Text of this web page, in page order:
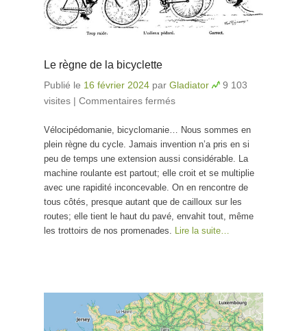
Le règne de la bicyclette
Publié le 16 février 2024 par Gladiator
9 103
visites | Commentaires fermés
Vélocipédomanie, bicyclomanie… Nous sommes en
plein règne du cycle. Jamais invention n’a pris en si
peu de temps une extension aussi considérable. La
machine roulante est partout; elle croit et se multiplie
avec une rapidité inconcevable. On en rencontre de
tous côtés, presque autant que de cailloux sur les
routes; elle tient le haut du pavé, envahit tout, même
les trottoirs de nos promenades. Lire la suite…